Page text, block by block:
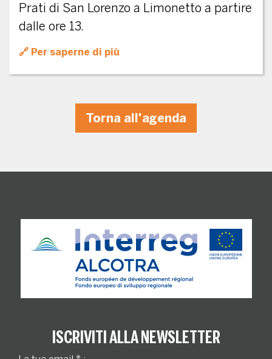
Prati di San Lorenzo a Limonetto a partire
dalle ore 13.
Per saperne di più
Torna all'agenda
ISCRIVITI ALLA NEWSLETTER